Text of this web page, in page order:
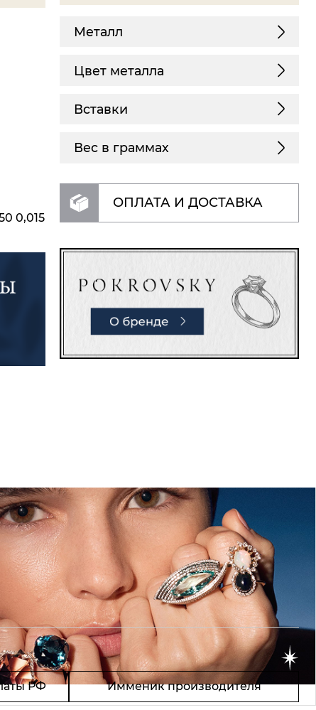
0,015
Металл
Цвет металла
Вставки
Вес в граммах
ОПЛАТА И ДОСТАВКА
РФ Имменик производителя